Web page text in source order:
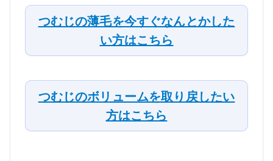
つむじの薄毛を今すぐなんとかした
い方はこちら
つむじのボリュームを取り戻したい
方はこちら